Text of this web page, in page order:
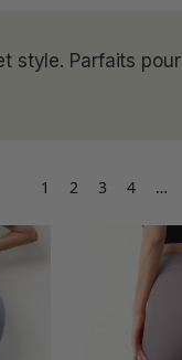
style. Parfaits pour
1 2 3 4 …